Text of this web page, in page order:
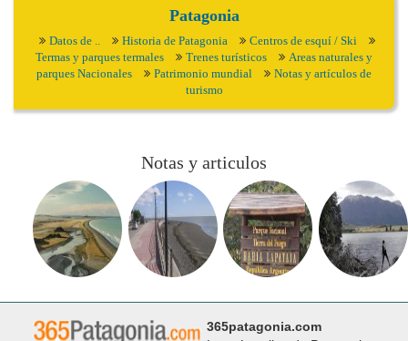
Patagonia
Datos de .. Historia de Patagonia
Centros de esquí / Ski
Termas y parques termales
Trenes turísticos
Areas naturales y
parques Nacionales
Patrimonio mundial
Notas y artículos de
turismo
Notas y articulos
365patagonia.com